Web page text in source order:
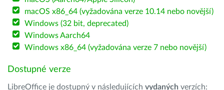
macOS x86_64 (vyžadována verze 10.14 nebo novější)
Windows (32 bit, deprecated)
Windows Aarch64
Windows x86_64 (vyžadována verze 7 nebo novější)
Dostupné verze
LibreOffice je dostupný v následujících vydaných verzích: